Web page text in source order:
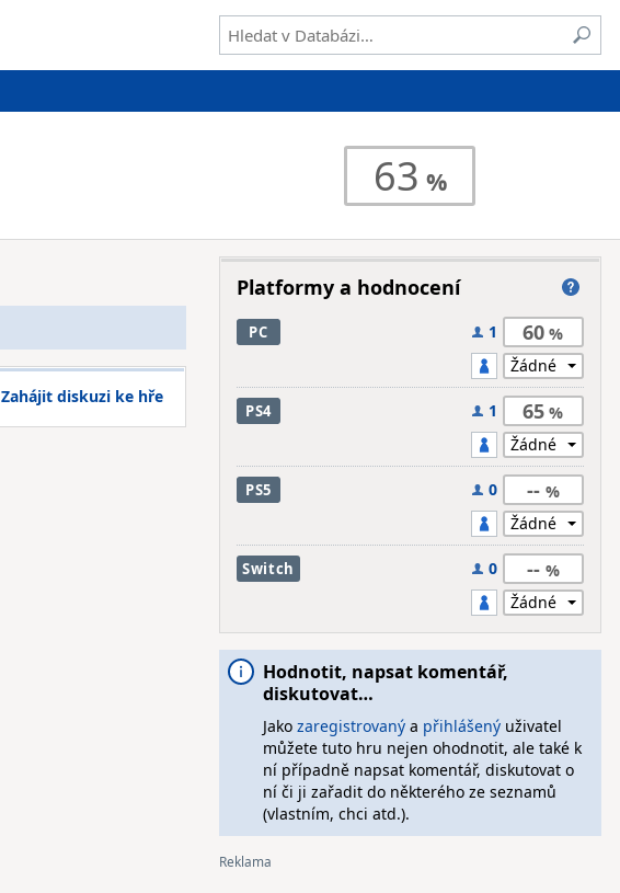
63
Zahájit diskuzi ke hře
Platformy a hodnocení
PC 1 60
PS4 1 65
PS5 0 --
Switch 0 --
Hodnotit, napsat komentář,
diskutovat…
Jako zaregistrovanýa přihlášenýuživatel
můžete tuto hru nejen ohodnotit, ale také k
ní případně napsat komentář, diskutovat o
ní či ji zařadit do některého ze seznamů
(vlastním, chci atd.).